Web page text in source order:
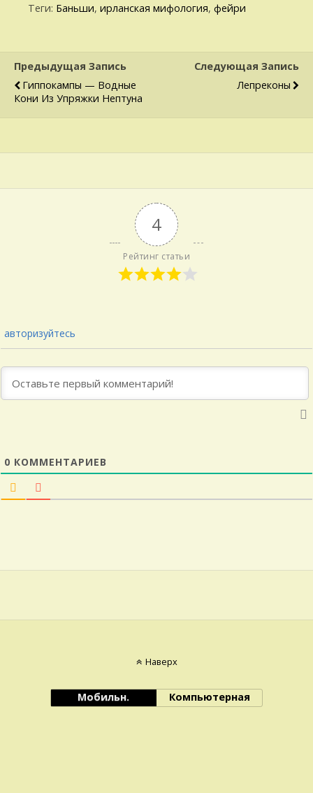
Теги: Баньши, ирланская мифология, фейри
Предыдущая Запись
Гиппокампы — Водные
Кони Из Упряжки Нептуна
Следующая Запись
Лепреконы
4
Рейтинг статьи
авторизуйтесь
0 КОММЕНТАРИЕВ
Наверх
Мобильн. Компьютерная